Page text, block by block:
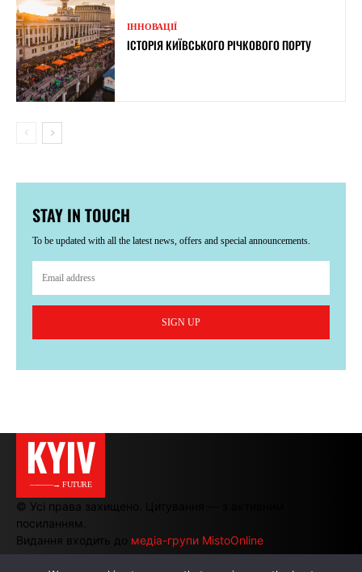
ІННОВАЦІЇ
ІСТОРІЯ КИЇВСЬКОГО РІЧКОВОГО ПОРТУ
STAY IN TOUCH
To be updated with all the latest news, offers and special announcements.
SIGN UP
KYIV
———→ FUTURE
© Усі права захищено. Цитування — з активним
посиланням.
Видання входить до медіа-групи MistoOnline